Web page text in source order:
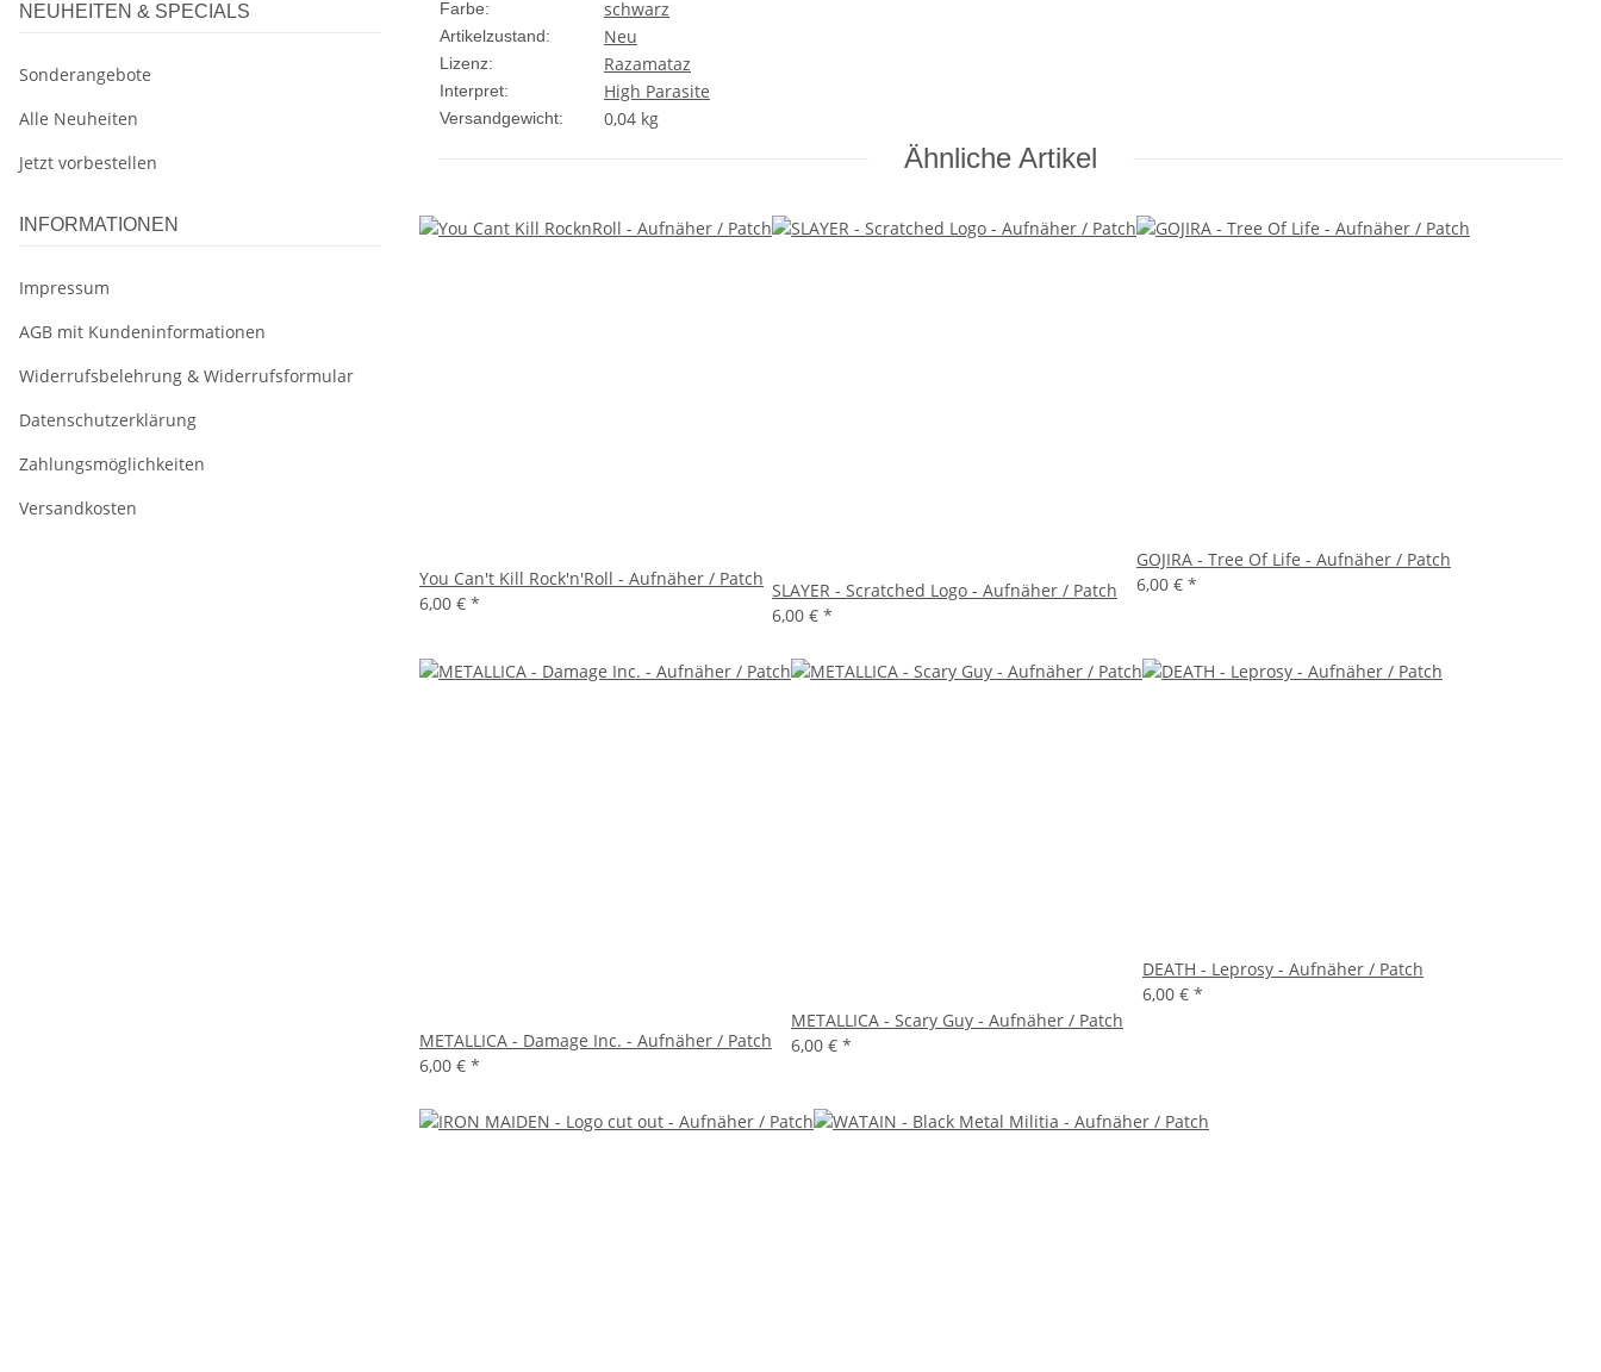
Farbe: schwarz
Artikelzustand: Neu
Lizenz: Razamataz
Interpret: High Parasite
Versandgewicht: 0,04 kg
Ähnliche Artikel
You Can't Kill Rock'n'Roll - Aufnäher / Patch
6,00 € *
SLAYER - Scratched Logo - Aufnäher / Patch
6,00 € *
GOJIRA - Tree Of Life - Aufnäher / Patch
6,00 € *
METALLICA - Damage Inc. - Aufnäher / Patch
6,00 € *
METALLICA - Scary Guy - Aufnäher / Patch
6,00 € *
DEATH - Leprosy - Aufnäher / Patch
6,00 € *
NEUHEITEN & SPECIALS
Sonderangebote
Alle Neuheiten
Jetzt vorbestellen
INFORMATIONEN
Impressum
AGB mit Kundeninformationen
Widerrufsbelehrung & Widerrufsformular
Datenschutzerklärung
Zahlungsmöglichkeiten
Versandkosten